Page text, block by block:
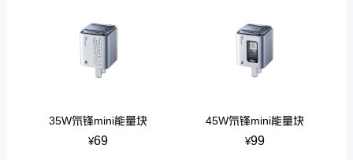
35W氘锋mini能量块
¥69
45W氘锋mini能量块
¥99